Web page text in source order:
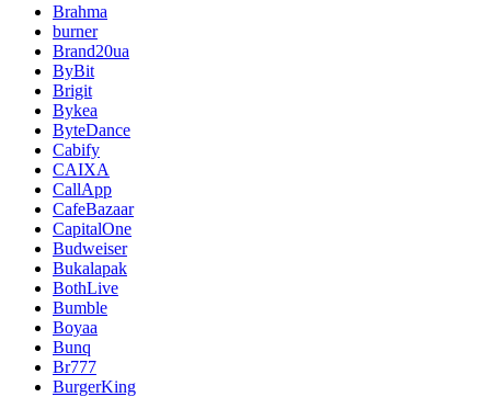
Brahma
burner
Brand20ua
ByBit
Brigit
Bykea
ByteDance
Cabify
CAIXA
CallApp
CafeBazaar
CapitalOne
Budweiser
Bukalapak
BothLive
Bumble
Boyaa
Bunq
Br777
BurgerKing